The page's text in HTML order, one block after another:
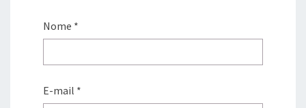
Nome *
E-mail *